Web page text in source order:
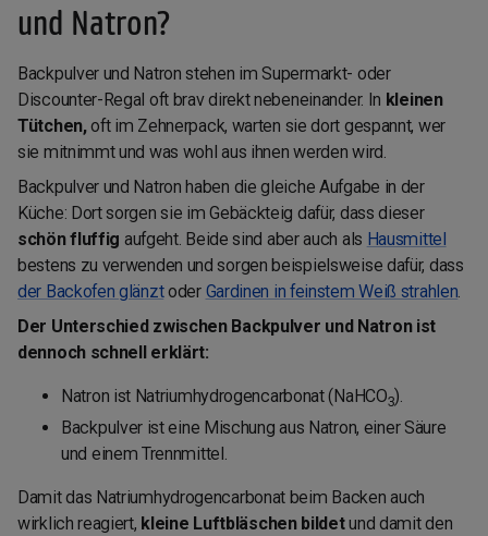
und Natron?
Backpulver und Natron stehen im Supermarkt- oder
Discounter-Regal oft brav direkt nebeneinander. In kleinen
Tütchen,oft im Zehnerpack, warten sie dort gespannt, wer
sie mitnimmt und was wohl aus ihnen werden wird.
Backpulver und Natron haben die gleiche Aufgabe in der
Küche: Dort sorgen sie im Gebäckteig dafür, dass dieser
schön fluffig aufgeht. Beide sind aber auch als Hausmittel
bestens zu verwenden und sorgen beispielsweise dafür, dass
der Backofen glänztoder Gardinen in feinstem Weiß strahlen.
Der Unterschied zwischen Backpulver und Natron ist
dennoch schnell erklärt:
Natron ist Natriumhydrogencarbonat (NaHCO3).
Backpulver ist eine Mischung aus Natron, einer Säure
und einem Trennmittel.
Damit das Natriumhydrogencarbonat beim Backen auch
wirklich reagiert, kleine Luftbläschen bildetund damit den